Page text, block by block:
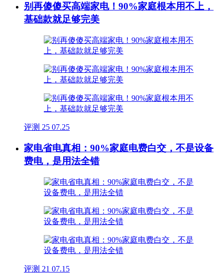
别再傻傻买高端家电！90%家庭根本用不上，
基础款就足够完美
评测 25 07.25
家电省电真相：90%家庭电费白交，不是设备
费电，是用法全错
评测 21 07.15